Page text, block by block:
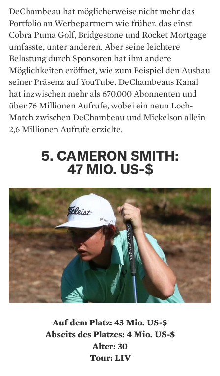
DeChambeau hat möglicherweise nicht mehr das
Portfolio an Werbepartnern wie früher, das einst
Cobra Puma Golf, Bridgestone und Rocket Mortgage
umfasste, unter anderen. Aber seine leichtere
Belastung durch Sponsoren hat ihm andere
Möglichkeiten eröffnet, wie zum Beispiel den Ausbau
seiner Präsenz auf YouTube. DeChambeaus Kanal
hat inzwischen mehr als 670.000 Abonnenten und
über 76 Millionen Aufrufe, wobei ein neun Loch-
Match zwischen DeChambeau und Mickelson allein
2,6 Millionen Aufrufe erzielte.
5. CAMERON SMITH:
47 MIO. US-$
Auf dem Platz: 43 Mio. US-$
Abseits des Platzes: 4 Mio. US-$
Alter: 30
Tour: LIV